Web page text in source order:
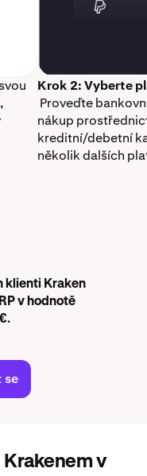
Krok 2: Vyberte
Proveďte
nákup
kreditní/debetní
několik dalších
klienti Kraken
v hodnotě
se
Krakenem v